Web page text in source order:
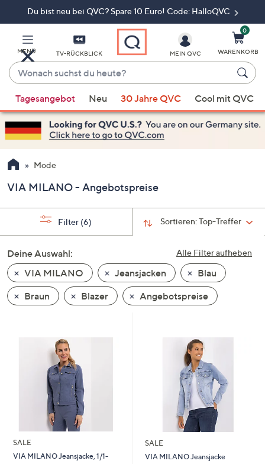
Du bist neu bei QVC? Spare 10 Euro! Code: HalloQVC
MENÜ TV-RÜCKBLICK
Wonach
suchst
du
heute?
Vorschläge
verfügbar
sind,
verwenden
Sie
Pfeiltasten
nach
und
nach
unten
oder
wischen
Sie
diese
anzuzeigen.
MEIN QVC
0
WARENKORB
Tagesangebot Neu 30 Jahre QVC Cool mit QVC
Mode
VIA MILANO - Angebotspreise
Sortieren:Top-Treffer
Filter (6)
Alle Filter aufheben
Deine Auswahl:
VIA MILANO
Jeansjacken
Blau
Braun
Blazer Angebotspreise
SALE
VIA MILANO Jeansjacke, 1/1-
SALE
VIA MILANO Jeansjacke